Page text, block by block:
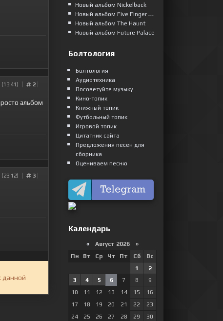
2
альбом
3
данной
Новый альбом Nickelback
Новый альбом Five Finger Death Punch
Новый альбом The Haunt
Новый альбом Future Palace
Болтология
Болтология
Аудиотехника
Посоветуйте музыку...
Кино-топик
Книжный топик
Футбольный топик
Игровой топик
Цитатник сайта
Предложения песен для
сборника
Оцениваем песню
Календарь
«Август 2026 »
Пн
Вт Ср Чт Пт Сб
Вс
1
2
3
4 5 6 7 8
9
10
11 12 13 14 15
16
17
18 19 20 21 22
23
24
25 26 27 28 29 30